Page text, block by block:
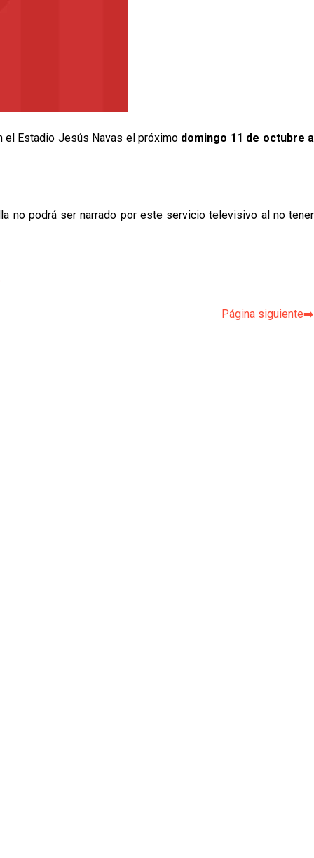
el Estadio Jesús Navas el próximo domingo 11 de octubre a
no podrá ser narrado por este servicio televisivo al no tener
Página siguiente➡️